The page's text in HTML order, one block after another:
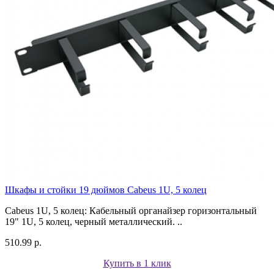
Шкафы и стойки 19 дюймов Cabeus 1U, 5 колец
Cabeus 1U, 5 колец: Кабельный органайзер горизонтальный
19" 1U, 5 колец, черный металлический. ..
510.99 р.
Купить в 1 клик